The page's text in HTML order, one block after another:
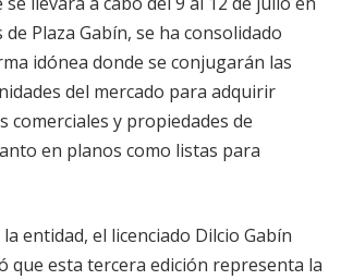
Plaza Gabín, se ha consolidado
idónea donde se conjugarán las
del mercado para adquirir
comerciales y propiedades de
en planos como listas para
entidad, el licenciado Dilcio Gabín
que esta tercera edición representa la